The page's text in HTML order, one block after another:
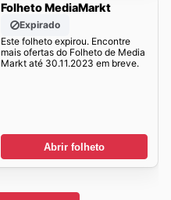
Folheto MediaMarkt
Expirado
Este folheto expirou. Encontre
mais ofertas do Folheto de Media
Markt até 30.11.2023 em breve.
Abrir folheto